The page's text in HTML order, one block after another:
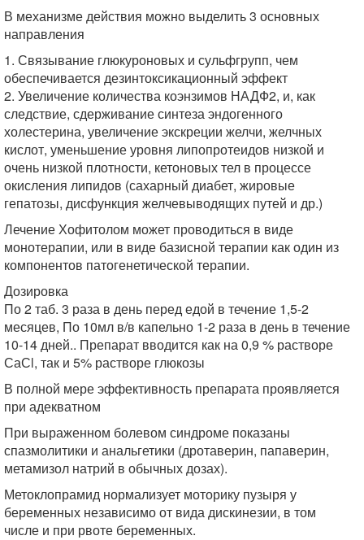
В механизме действия можно выделить 3 основных
направления
1. Связывание глюкуроновых и сульфгрупп, чем
обеспечивается дезинтоксикационный эффект
2. Увеличение количества коэнзимов НАДФ2, и, как
следствие, сдерживание синтеза эндогенного
холестерина, увеличение экскреции желчи, желчных
кислот, уменьшение уровня липопротеидов низкой и
очень низкой плотности, кетоновых тел в процессе
окисления липидов (сахарный диабет, жировые
гепатозы, дисфункция желчевыводящих путей и др.)
Лечение Хофитолом может проводиться в виде
монотерапии, или в виде базисной терапии как один из
компонентов патогенетической терапии.
Дозировка
По 2 таб. 3 раза в день перед едой в течение 1,5-2
месяцев, По 10мл в/в капельно 1-2 раза в день в течение
10-14 дней.. Препарат вводится как на 0,9 % растворе
СаСl, так и 5% растворе глюкозы
В полной мере эффективность препарата проявляется
при адекватном
При выраженном болевом синдроме показаны
спазмолитики и анальгетики (дротаверин, папаверин,
метамизол натрий в обычных дозах).
Метоклопрамид нормализует моторику пузыря у
беременных независимо от вида дискинезии, в том
числе и при рвоте беременных.